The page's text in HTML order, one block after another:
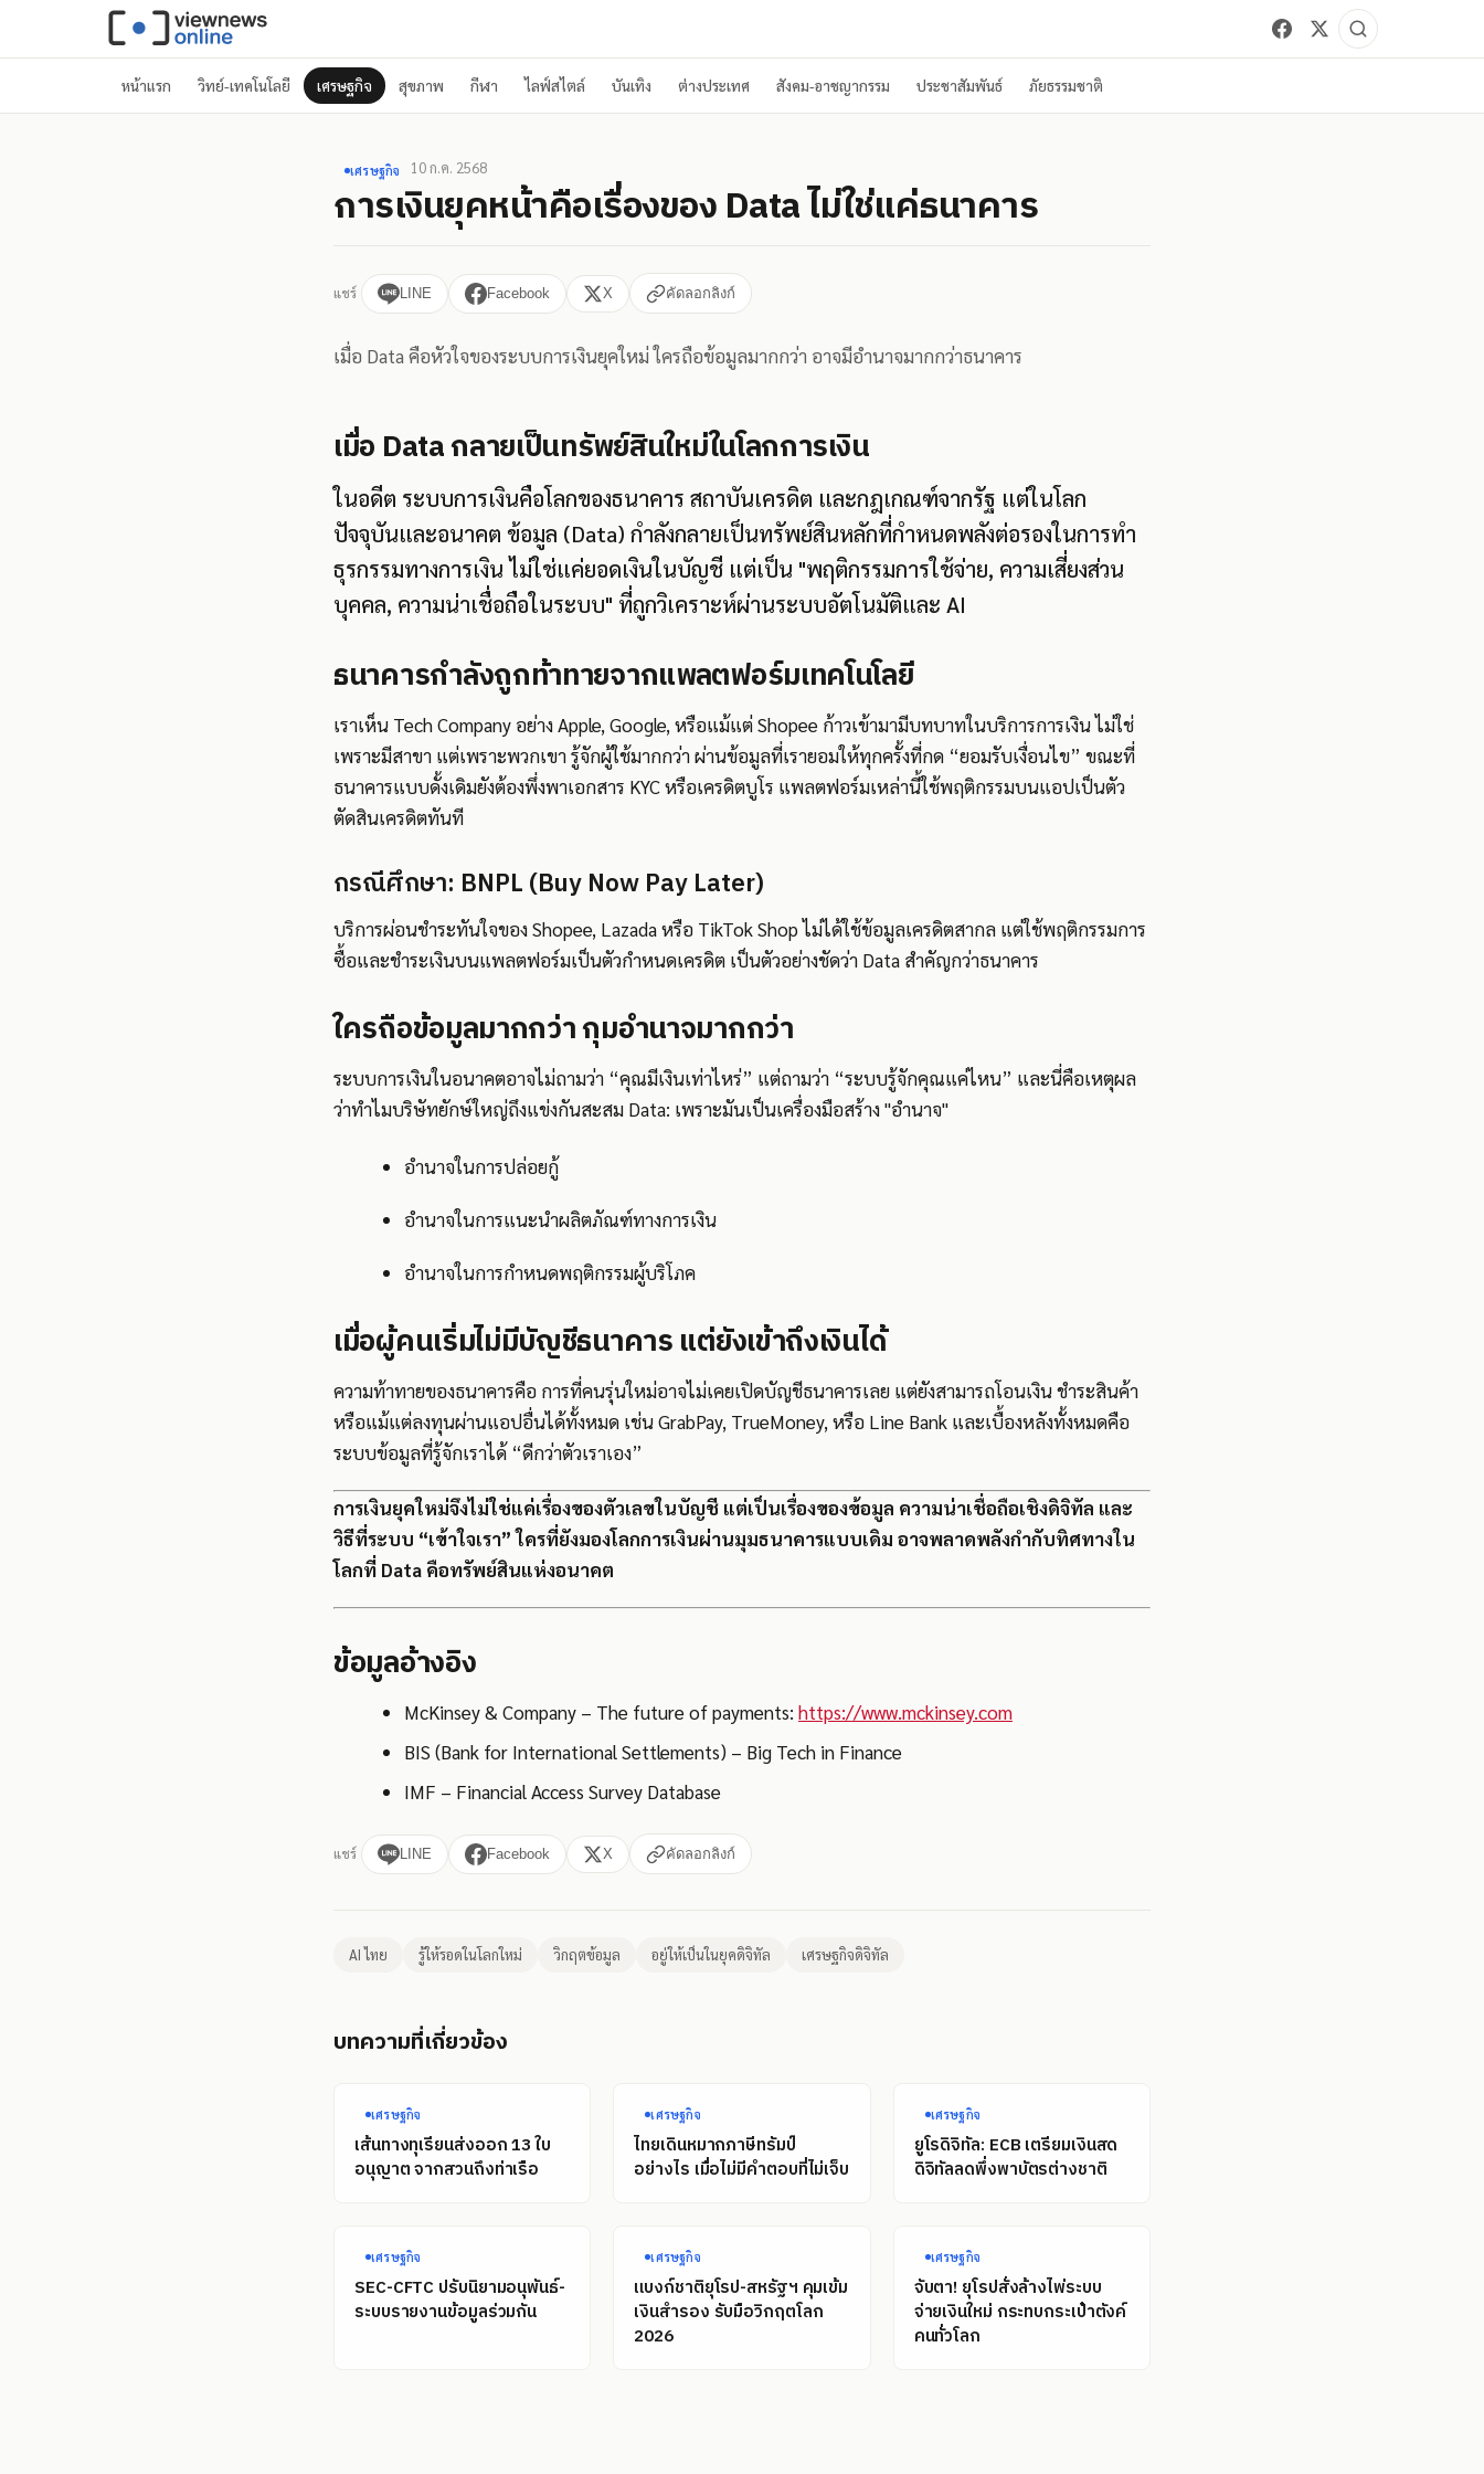
หน้าแรก วิทย์-เทคโนโลยี เศรษฐกิจ สุขภาพ กีฬา ไลฟ์สไตล์ บันเทิง ต่างประเทศ สังคม-อาชญากรรม ประชาสัมพันธ์ ภัยธรรมชาติ
เศรษฐกิจ 10 ก.ค. 2568
การเงินยุคหน้าคือเรื่องของ Data ไม่ใช่แค่ธนาคาร
แชร์ LINE Facebook X คัดลอกลิงก์
เมื่อ Data คือหัวใจของระบบการเงินยุคใหม่ ใครถือข้อมูลมากกว่า อาจมีอำนาจมากกว่าธนาคาร
เมื่อ Data กลายเป็นทรัพย์สินใหม่ในโลกการเงิน
ในอดีต ระบบการเงินคือโลกของธนาคาร สถาบันเครดิต และกฎเกณฑ์จากรัฐ แต่ในโลก
ปัจจุบันและอนาคต ข้อมูล (Data) กำลังกลายเป็นทรัพย์สินหลักที่กำหนดพลังต่อรองในการทำ
ธุรกรรมทางการเงิน ไม่ใช่แค่ยอดเงินในบัญชี แต่เป็น "พฤติกรรมการใช้จ่าย, ความเสี่ยงส่วน
บุคคล, ความน่าเชื่อถือในระบบ" ที่ถูกวิเคราะห์ผ่านระบบอัตโนมัติและ AI
ธนาคารกำลังถูกท้าทายจากแพลตฟอร์มเทคโนโลยี
เราเห็น Tech Company อย่าง Apple, Google, หรือแม้แต่ Shopee ก้าวเข้ามามีบทบาทในบริการการเงิน ไม่ใช่
เพราะมีสาขา แต่เพราะพวกเขา รู้จักผู้ใช้มากกว่า ผ่านข้อมูลที่เรายอมให้ทุกครั้งที่กด “ยอมรับเงื่อนไข” ขณะที่
ธนาคารแบบดั้งเดิมยังต้องพึ่งพาเอกสาร KYC หรือเครดิตบูโร แพลตฟอร์มเหล่านี้ใช้พฤติกรรมบนแอปเป็นตัว
ตัดสินเครดิตทันที
กรณีศึกษา: BNPL (Buy Now Pay Later)
บริการผ่อนชำระทันใจของ Shopee, Lazada หรือ TikTok Shop ไม่ได้ใช้ข้อมูลเครดิตสากล แต่ใช้พฤติกรรมการ
ซื้อและชำระเงินบนแพลตฟอร์มเป็นตัวกำหนดเครดิต เป็นตัวอย่างชัดว่า Data สำคัญกว่าธนาคาร
ใครถือข้อมูลมากกว่า กุมอำนาจมากกว่า
ระบบการเงินในอนาคตอาจไม่ถามว่า “คุณมีเงินเท่าไหร่” แต่ถามว่า “ระบบรู้จักคุณแค่ไหน” และนี่คือเหตุผล
ว่าทำไมบริษัทยักษ์ใหญ่ถึงแข่งกันสะสม Data: เพราะมันเป็นเครื่องมือสร้าง "อำนาจ"
อำนาจในการปล่อยกู้
อำนาจในการแนะนำผลิตภัณฑ์ทางการเงิน
อำนาจในการกำหนดพฤติกรรมผู้บริโภค
เมื่อผู้คนเริ่มไม่มีบัญชีธนาคาร แต่ยังเข้าถึงเงินได้
ความท้าทายของธนาคารคือ การที่คนรุ่นใหม่อาจไม่เคยเปิดบัญชีธนาคารเลย แต่ยังสามารถโอนเงิน ชำระสินค้า
หรือแม้แต่ลงทุนผ่านแอปอื่นได้ทั้งหมด เช่น GrabPay, TrueMoney, หรือ Line Bank และเบื้องหลังทั้งหมดคือ
ระบบข้อมูลที่รู้จักเราได้ “ดีกว่าตัวเราเอง”
การเงินยุคใหม่จึงไม่ใช่แค่เรื่องของตัวเลขในบัญชี แต่เป็นเรื่องของข้อมูล ความน่าเชื่อถือเชิงดิจิทัล และ
วิธีที่ระบบ “เข้าใจเรา” ใครที่ยังมองโลกการเงินผ่านมุมธนาคารแบบเดิม อาจพลาดพลังกำกับทิศทางใน
โลกที่ Data คือทรัพย์สินแห่งอนาคต
ข้อมูลอ้างอิง
McKinsey & Company – The future of payments: https://www.mckinsey.com
BIS (Bank for International Settlements) – Big Tech in Finance
IMF – Financial Access Survey Database
แชร์ LINE Facebook X คัดลอกลิงก์
AI ไทย รู้ให้รอดในโลกใหม่ วิกฤตข้อมูล อยู่ให้เป็นในยุคดิจิทัล เศรษฐกิจดิจิทัล
บทความที่เกี่ยวข้อง
เศรษฐกิจ
เส้นทางทุเรียนส่งออก 13 ใบ
อนุญาต จากสวนถึงท่าเรือ
เศรษฐกิจ
ไทยเดินหมากภาษีทรัมป์
อย่างไร เมื่อไม่มีคำตอบที่ไม่เจ็บ
เศรษฐกิจ
ยูโรดิจิทัล: ECB เตรียมเงินสด
ดิจิทัลลดพึ่งพาบัตรต่างชาติ
เศรษฐกิจ
SEC-CFTC ปรับนิยามอนุพันธ์-
ระบบรายงานข้อมูลร่วมกัน
เศรษฐกิจ
แบงก์ชาติยุโรป-สหรัฐฯ คุมเข้ม
เงินสำรอง รับมือวิกฤตโลก
2026
เศรษฐกิจ
จับตา! ยุโรปสั่งล้างไพ่ระบบ
จ่ายเงินใหม่ กระทบกระเป๋าตังค์
คนทั่วโลก